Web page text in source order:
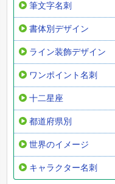
筆文字名刺
書体別デザイン
ライン装飾デザイン
ワンポイント名刺
十二星座
都道府県別
世界のイメージ
キャラクター名刺